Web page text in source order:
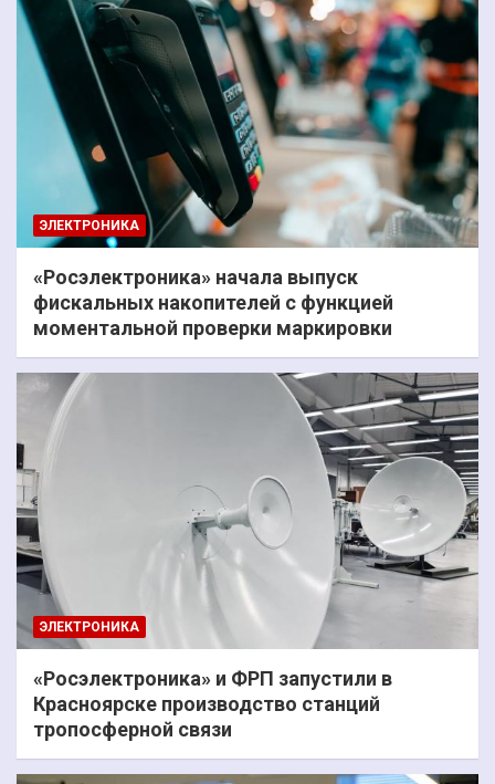
ЭЛЕКТРОНИКА
«Росэлектроника» начала выпуск
фискальных накопителей с функцией
моментальной проверки маркировки
ЭЛЕКТРОНИКА
«Росэлектроника» и ФРП запустили в
Красноярске производство станций
тропосферной связи